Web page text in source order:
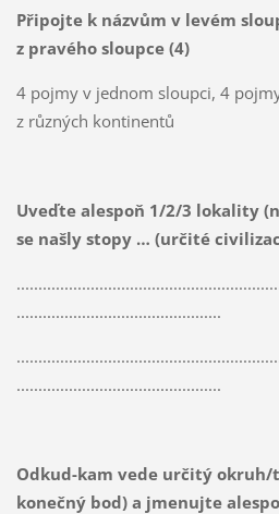
Připojte k názvům v levém
z pravého sloupce (4)
4 pojmy v jednom sloupci, 4
z různých kontinentů
Uveďte alespoň 1/2/3 lokality
se našly stopy … (určité
...............................................
...............................................
Odkud-kam vede určitý okruh/
konečný bod) a jmenujte